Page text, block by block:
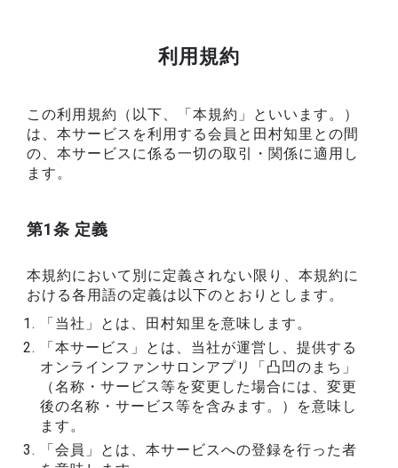
利用規約
この利用規約（以下、「本規約」といいます。）
は、本サービスを利用する会員と田村知里との間
の、本サービスに係る一切の取引・関係に適用し
ます。
第1条 定義
本規約において別に定義されない限り、本規約に
おける各用語の定義は以下のとおりとします。
「当社」とは、田村知里を意味します。
「本サービス」とは、当社が運営し、提供する
オンラインファンサロンアプリ「凸凹のまち」
（名称・サービス等を変更した場合には、変更
後の名称・サービス等を含みます。）を意味し
ます。
「会員」とは、本サービスへの登録を行った者